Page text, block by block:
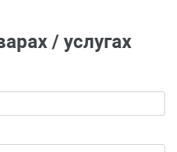
/ услугах